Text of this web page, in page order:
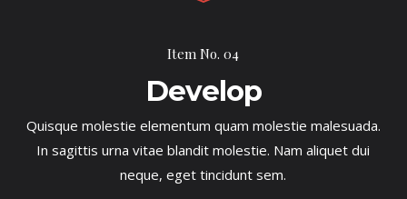
Item No. 04
Develop
Quisque molestie elementum quam molestie malesuada.
In sagittis urna vitae blandit molestie. Nam aliquet dui
neque, eget tincidunt sem.